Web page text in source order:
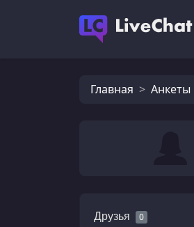
Главная Анкеты
Друзья 0